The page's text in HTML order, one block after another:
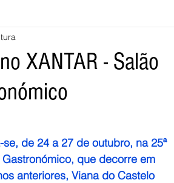
Braga Barcelos
XANTAR - Salão
de 24 a 27 de outubro, na 25ª
que decorre em
anteriores, Viana do Castelo